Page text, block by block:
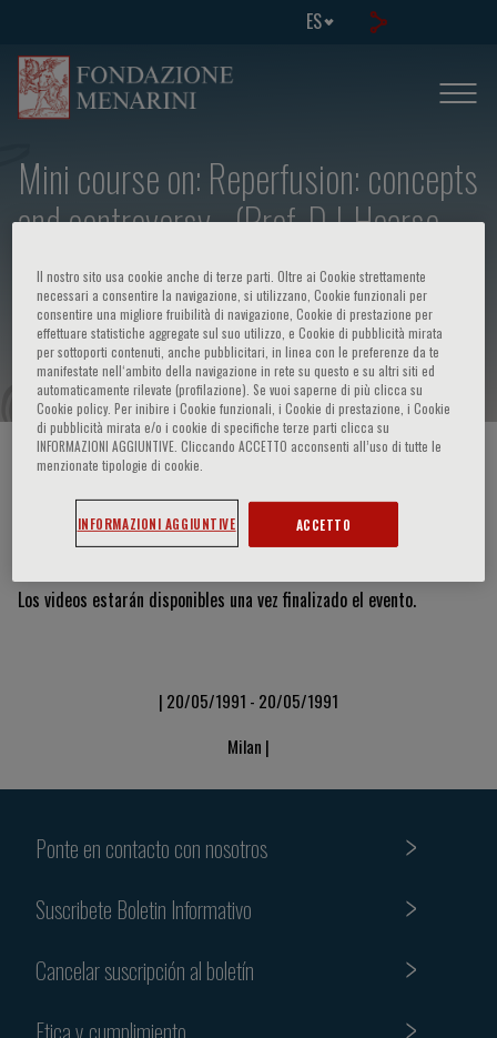
ES
Mini course on: Reperfusion: concepts
and controversy - (Prof. D.J. Hearse,
Cardiovascular Research, Rayne
Institute, St. Thomas' Hospital, London,
U.K.)
HOME PAGE / CURSOS Y EVENTOS
Vídeos y diapositivas
Los videos estarán disponibles una vez finalizado el evento.
| 20/05/1991 - 20/05/1991
Milan |
Ponte en contacto con nosotros
Suscribete Boletin Informativo
Cancelar suscripción al boletín
Etica y cumplimiento
Il nostro sito usa cookie anche di terze parti. Oltre ai Cookie strettamente
necessari a consentire la navigazione, si utilizzano, Cookie funzionali per
consentire una migliore fruibilità di navigazione, Cookie di prestazione per
effettuare statistiche aggregate sul suo utilizzo, e Cookie di pubblicità mirata
per sottoporti contenuti, anche pubblicitari, in linea con le preferenze da te
manifestate nell‘ambito della navigazione in rete su questo e su altri siti ed
automaticamente rilevate (profilazione). Se vuoi saperne di più clicca su
Cookie policy. Per inibire i Cookie funzionali, i Cookie di prestazione, i Cookie
di pubblicità mirata e/o i cookie di specifiche terze parti clicca su
INFORMAZIONI AGGIUNTIVE. Cliccando ACCETTO acconsenti all’uso di tutte le
menzionate tipologie di cookie.
INFORMAZIONI AGGIUNTIVE ACCETTO